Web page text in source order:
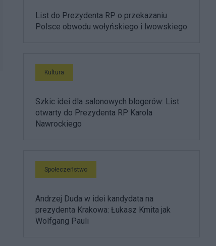
List do Prezydenta RP o przekazaniu
Polsce obwodu wołyńskiego i lwowskiego
Kultura
Szkic idei dla salonowych blogerów: List
otwarty do Prezydenta RP Karola
Nawrockiego
Społeczeństwo
Andrzej Duda w idei kandydata na
prezydenta Krakowa: Łukasz Kmita jak
Wolfgang Pauli